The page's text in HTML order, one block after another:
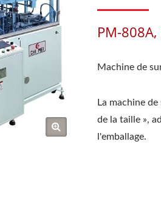
PM-808A,
Machine de
La machine
de la taille »,
l'emballage.